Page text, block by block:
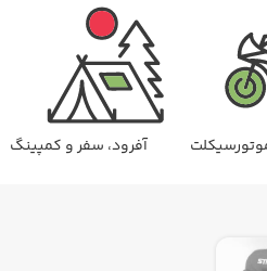
آفرود، سفر و کمپینگ